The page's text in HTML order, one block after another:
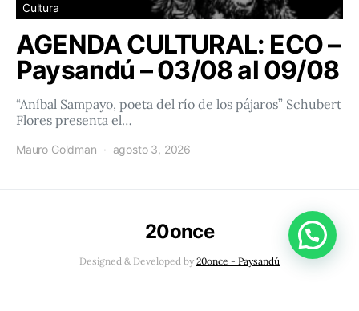
Cultura
AGENDA CULTURAL: ECO –
Paysandú – 03/08 al 09/08
“Aníbal Sampayo, poeta del río de los pájaros” Schubert
Flores presenta el…
Mauro Goldman agosto 3, 2026
20once
Designed & Developed by 20once - Paysandú